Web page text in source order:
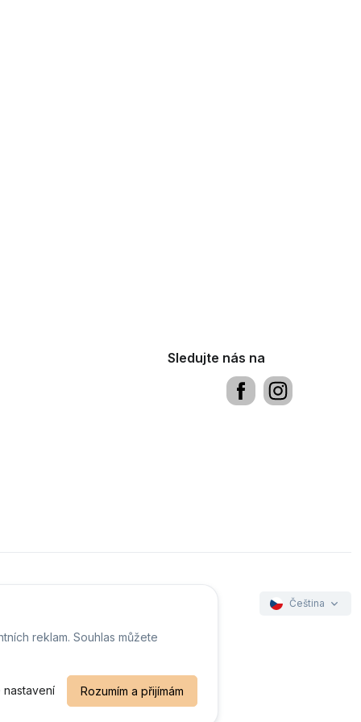
reklam. Souhlas můžete
Rozumím a přijímám
Sledujte nás na
Čeština